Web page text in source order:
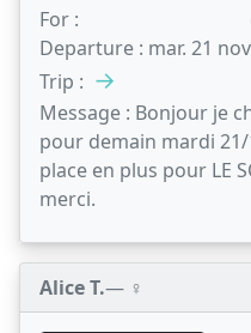
For :
Departure : mar. 21
Trip : →
Message : Bonjour je
pour demain mardi
place en plus pour LE
merci.
Alice T.— ♀️